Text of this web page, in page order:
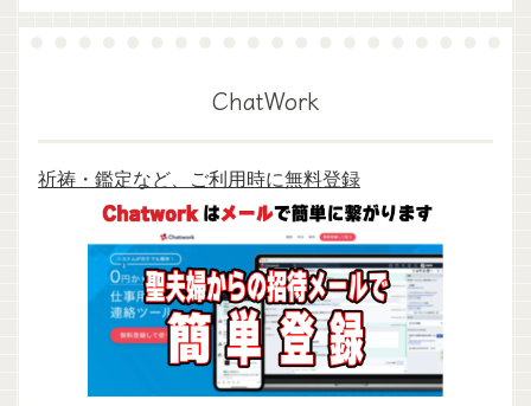
ChatWork
祈祷・鑑定など、ご利用時に無料登録